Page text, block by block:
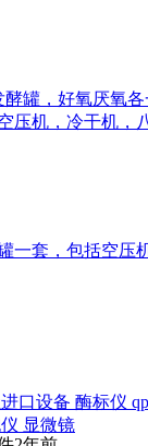
酵罐，好氧厌氧
压机，冷干机，
一套，包括空压
口设备 酶标仪
显微镜